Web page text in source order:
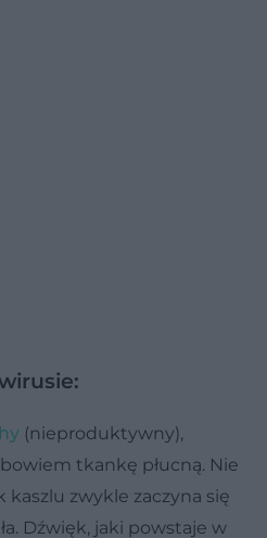
(nieproduktywny),
tkankę płucną. Nie
kaszlu zwykle zaczyna się
Dźwięk, jaki powstaje w